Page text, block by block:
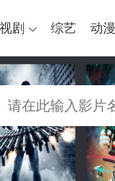
剧 综艺 动漫